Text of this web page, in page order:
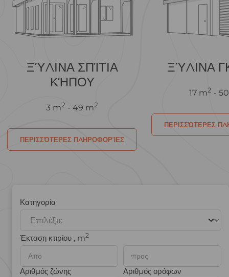
ΞΎΛΙΝΑ ΣΠΊΤΙΑ
ΚΉΠΟΥ
3 m2 - 49 m2
ΠΕΡΙΣΣΌΤΕΡΕΣ ΠΛΗΡΟΦΟΡΊΕΣ
ΞΎΛΙΝΑ
17 m2 -
ΠΕΡΙΣΣΌΤΕΡΕΣ
Κατηγορία
Έκταση κτιρίου , m2
Αριθμός ζώνης Αριθμός ορόφων